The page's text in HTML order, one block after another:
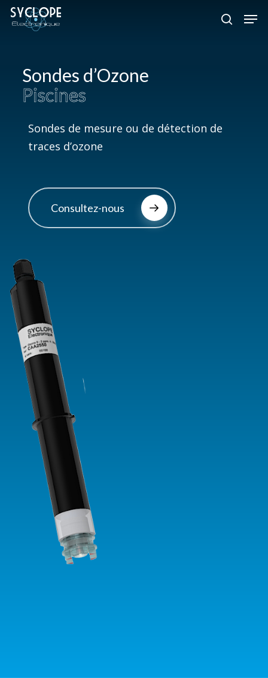
Skip
search
Sondes d’Ozone
Piscines
Sondes de mesure ou de détection de
traces d’ozone
Consultez-nous